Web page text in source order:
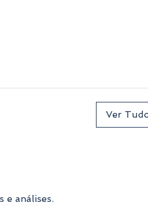
Ver
e análises.